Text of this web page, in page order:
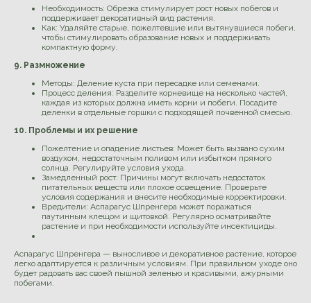
Необходимость: Обрезка стимулирует рост новых побегов и
поддерживает декоративный вид растения.
Как: Удаляйте старые, пожелтевшие или вытянувшиеся побеги,
чтобы стимулировать образование новых и поддерживать
компактную форму.
9. Размножение
Методы: Деление куста при пересадке или семенами.
Процесс деления: Разделите корневище на несколько частей,
каждая из которых должна иметь корни и побеги. Посадите
деленки в отдельные горшки с подходящей почвенной смесью.
10. Проблемы и их решение
Пожелтение и опадение листьев: Может быть вызвано сухим
воздухом, недостаточным поливом или избытком прямого
солнца. Регулируйте условия ухода.
Замедленный рост: Причины могут включать недостаток
питательных веществ или плохое освещение. Проверьте
условия содержания и внесите необходимые корректировки.
Вредители: Аспарагус Шпренгера может поражаться
паутинным клещом и щитовкой. Регулярно осматривайте
растение и при необходимости используйте инсектициды.
Аспарагус Шпренгера — выносливое и декоративное растение, которое
легко адаптируется к различным условиям. При правильном уходе оно
будет радовать вас своей пышной зеленью и красивыми, ажурными
побегами.